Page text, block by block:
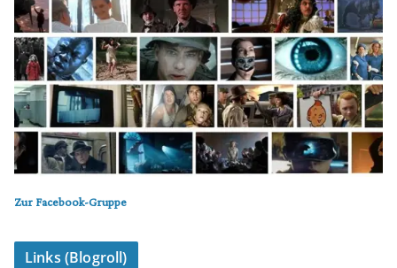
Zur Facebook-Gruppe
Links (Blogroll)